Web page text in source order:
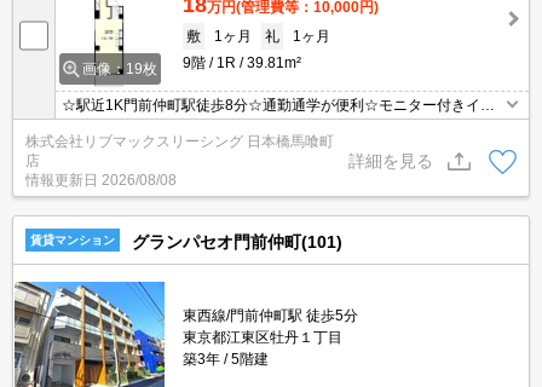
画像：19枚
万円(管理費等：10,000円)
敷
1ヶ月 礼
1ヶ月
9階
1R 39.81m²
☆駅近1K門前仲町駅徒歩8分☆通勤通学が便利☆モニター付きイン
ターホン・オートロックで設備充実☆
株式会社リブマックスリーシング 日本橋馬喰町
店
情報更新日 2026/08/08
詳細を見る
賃貸マンション グランパセオ門前仲町(101)
東西線/門前仲町駅 徒歩5分
東京都江東区牡丹１丁目
築3年
5階建